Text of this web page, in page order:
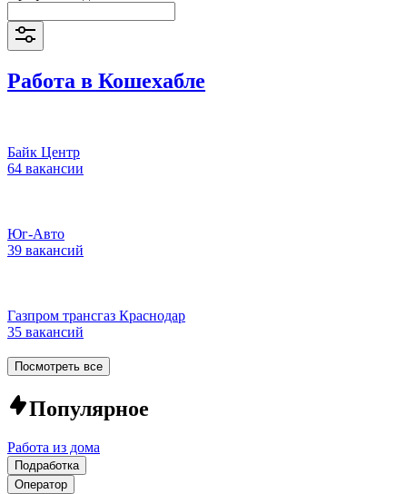
Работа в Кошехабле
Байк Центр
64 вакансии
Юг-Авто
39 вакансий
Газпром трансгаз Краснодар
35 вакансий
Посмотреть все
Популярное
Работа из дома
Подработка
Оператор